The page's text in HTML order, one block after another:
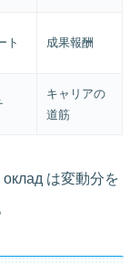
ト 成果報酬
キャリアの
道筋
は変動分を